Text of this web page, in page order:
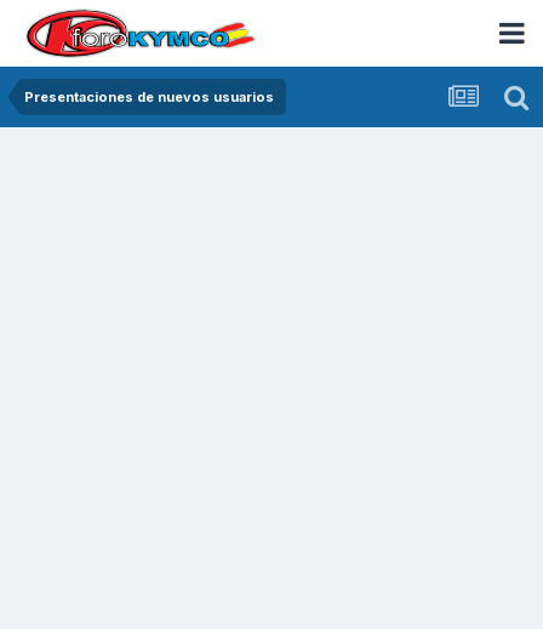
Presentaciones de nuevos usuarios